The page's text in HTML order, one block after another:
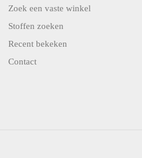
Zoek een vaste winkel
Stoffen zoeken
Recent bekeken
Contact